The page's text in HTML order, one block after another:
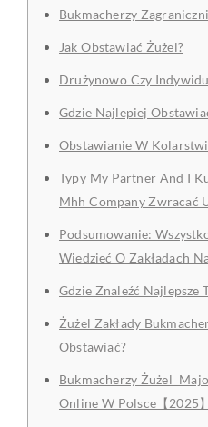
Bukmacherzy
Jak Obstawiać Żużel?
Drużynowo Czy
Gdzie Najlepiej
Obstawianie W
Typy My Partner And I
Mhh Company Zwracać
Podsumowanie:
Wiedzieć O Zakładach
Gdzie Znaleźć Najlepsze
Żużel Zakłady
Obstawiać?
Bukmacherzy Żużel
Online W Polsce【2025】